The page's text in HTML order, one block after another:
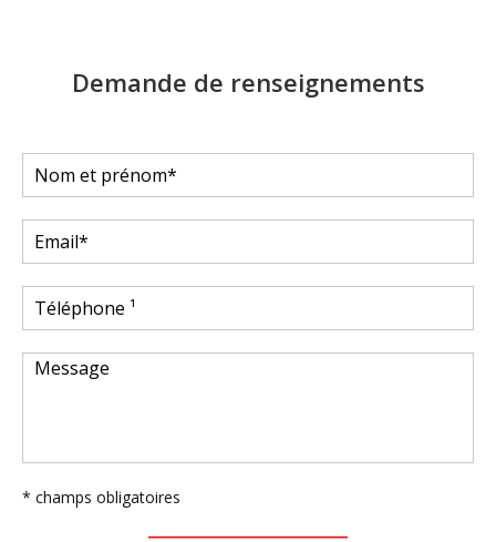
Demande de renseignements
* champs obligatoires